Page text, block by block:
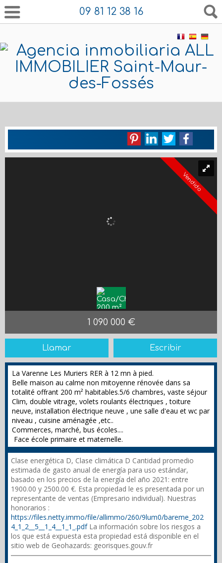
09 81 12 38 16
Vendido
1 090 000 €
Llamar Escribir
La Varenne Les Muriers RER à 12 mn à pied.
Belle maison au calme non mitoyenne rénovée dans sa
totalité offrant 200 m² habitables.5/6 chambres, vaste séjour
Clim, double vitrage, volets roulants électriques , toiture
neuve, installation électrique neuve , une salle d'eau et wc par
niveau , cuisine aménagée ,etc..
Commerces, marché, bus écoles....
Face école primaire et maternelle.
Clase energética D, Clase climática D Cantidad promedio
estimada de gasto anual de energía para uso estándar,
basado en los precios de la energía del año 2021: entre
1900.00 y 2500.00 €. Esta propiedad le es presentada por un
representante de ventas (Empresario individual). Nuestras
honorarios :
https://files.netty.immo/file/allimmo/260/9lum0/bareme_202
4_1_2__5__1_4__1_1_.pdfLa información sobre los riesgos a
los que está expuesta esta propiedad está disponible en el
sitio web de Geohazards: georisques.gouv.fr